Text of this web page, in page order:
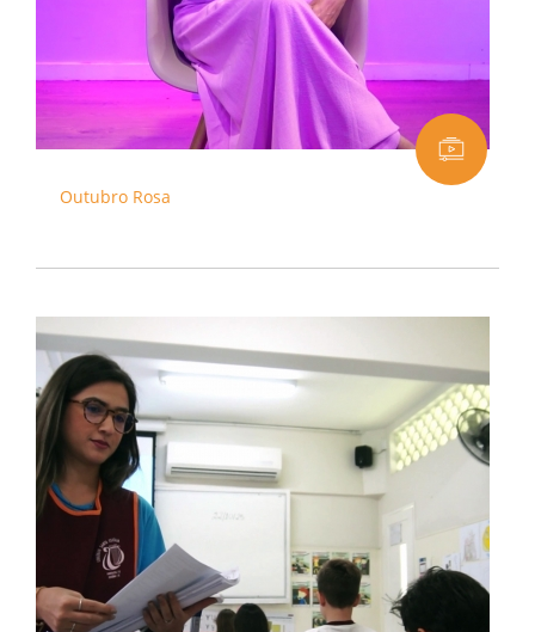
Outubro Rosa